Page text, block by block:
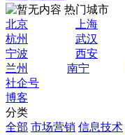
热门城市
北京
上海
杭州
武汉
宁波
西安
兰州
南宁
社企号
博客
分类
全部 市场营销 信息技术